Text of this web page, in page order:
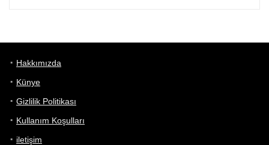
Hakkımızda
Künye
Gizlilik Politikası
Kullanım Koşulları
iletişim